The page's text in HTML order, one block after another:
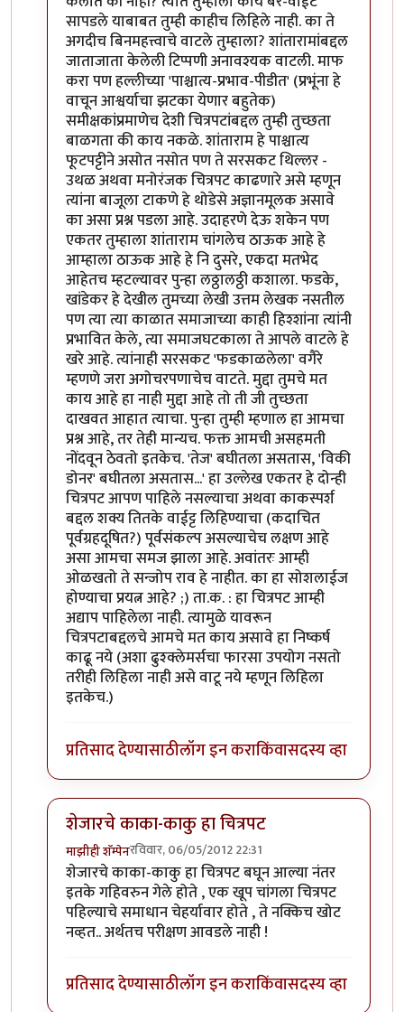
सापडले याबाबत तुम्ही काहीच लिहिले नाही. का ते
अगदीच बिनमहत्त्वाचे वाटले तुम्हाला? शांतारामांबद्दल
जाताजाता केलेली टिप्पणी अनावश्यक वाटली. माफ
करा पण हल्लीच्या 'पाश्चात्य-प्रभाव-पीडीत' (प्रभूंना हे
वाचून आश्वर्याचा झटका येणार बहुतेक)
समीक्षकांप्रमाणेच देशी चित्रपटांबद्दल तुम्ही तुच्छता
बाळगता की काय नकळे. शांताराम हे पाश्चात्य
फूटपट्टीने असोत नसोत पण ते सरसकट थिल्लर -
उथळ अथवा मनोरंजक चित्रपट काढणारे असे म्हणून
त्यांना बाजूला टाकणे हे थोडेसे अज्ञानमूलक असावे
का असा प्रश्न पडला आहे. उदाहरणे देऊ शकेन पण
एकतर तुम्हाला शांताराम चांगलेच ठाऊक आहे हे
आम्हाला ठाऊक आहे हे नि दुसरे, एकदा मतभेद
आहेतच म्हटल्यावर पुन्हा लठ्ठालठ्ठी कशाला. फडके,
खांडेकर हे देखील तुमच्या लेखी उत्तम लेखक नसतील
पण त्या त्या काळात समाजाच्या काही हिश्शांना त्यांनी
प्रभावित केले, त्या समाजघटकाला ते आपले वाटले हे
खरे आहे. त्यांनाही सरसकट 'फडकाळलेला' वगैरे
म्हणणे जरा अगोचरपणाचेच वाटते. मुद्दा तुमचे मत
काय आहे हा नाही मुद्दा आहे तो ती जी तुच्छता
दाखवत आहात त्याचा. पुन्हा तुम्ही म्हणाल हा आमचा
प्रश्न आहे, तर तेही मान्यच. फक्त आमची असहमती
नोंदवून ठेवतो इतकेच. 'तेज' बघीतला असतास, 'विकी
डोनर' बघीतला असतास...' हा उल्लेख एकतर हे दोन्ही
चित्रपट आपण पाहिले नसल्याचा अथवा काकस्पर्श
बद्दल शक्य तितके वाईट्ट लिहिण्याचा (कदाचित
पूर्वग्रहदूषित?) पूर्वसंकल्प असल्याचेच लक्षण आहे
असा आमचा समज झाला आहे. अवांतरः आम्ही
ओळखतो ते सन्जोप राव हे नाहीत. का हा सोशलाईज
होण्याचा प्रयत्न आहे? ;) ता.क. : हा चित्रपट आम्ही
अद्याप पाहिलेला नाही. त्यामुळे यावरून
चित्रपटाबद्दलचे आमचे मत काय असावे हा निष्कर्ष
काढू नये (अशा ढुश्क्लेमर्सचा फारसा उपयोग नसतो
तरीही लिहिला नाही असे वाटू नये म्हणून लिहिला
इतकेच.)
प्रतिसाद देण्यासाठीलॉग इन कराकिंवासदस्य व्हा
शेजारचे काका-काकु हा चित्रपट
माझीही शॅम्पेनरविवार, 06/05/2012 22:31
In reply toपरीक्षण वाचून वाईट वाटले...byयोगप्रभू
शेजारचे काका-काकु हा चित्रपट बघून आल्या नंतर
इतके गहिवरुन गेले होते , एक खूप चांगला चित्रपट
पहिल्याचे समाधान चेहर्यावार होते , ते नक्किच खोट
नव्हत.. अर्थतच परीक्षण आवडले नाही !
प्रतिसाद देण्यासाठीलॉग इन कराकिंवासदस्य व्हा